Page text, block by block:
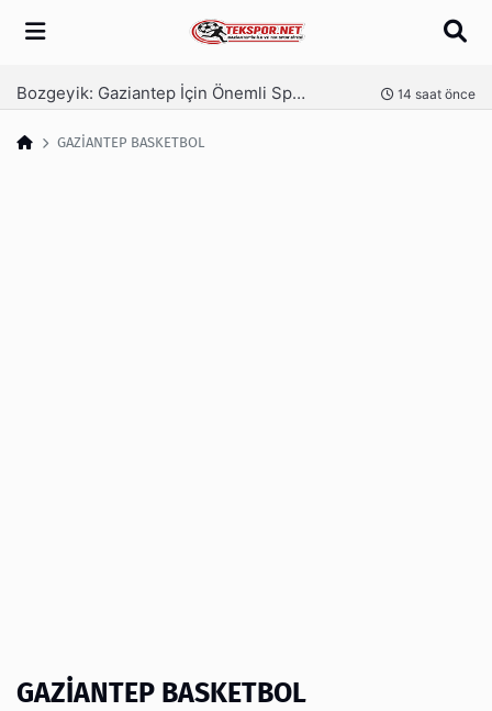
Arama
Bozgeyik: Gaziantep İçin Önemli Spor Yatırımları Yolda 14 saat önce
GAZİANTEP BASKETBOL
GAZİANTEP BASKETBOL